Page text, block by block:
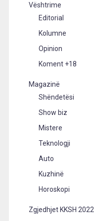
Vështrime
Editorial
Kolumne
Opinion
Koment +18
Magazinë
Shëndetësi
Show biz
Mistere
Teknologji
Auto
Kuzhinë
Horoskopi
Zgjedhjet KKSH 2022